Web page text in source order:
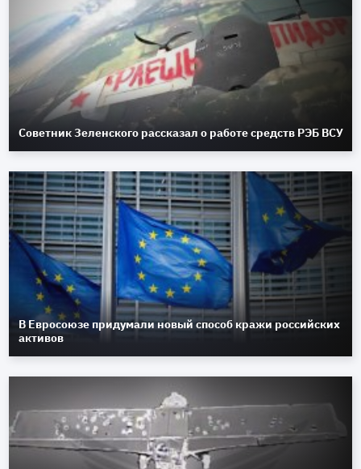
Советник Зеленского рассказал о работе средств РЭБ ВСУ
В Евросоюзе придумали новый способ кражи российских
активов